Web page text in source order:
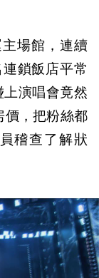
場館，連續
鎖飯店平常
演唱會竟然
價，把粉絲都
稽查了解狀